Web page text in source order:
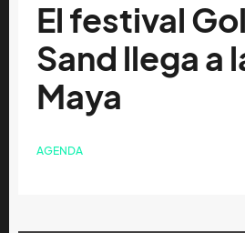
El festival
Sand llega a
Maya
AGENDA